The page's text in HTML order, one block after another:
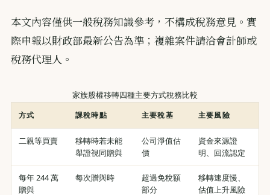
本文內容僅供一般稅務知識參考，不構成稅務意見。實
際申報以財政部最新公告為準；複雜案件請洽會計師或
稅務代理人。
家族股權移轉四種主要方式稅務比較
方式 課稅時點 主要稅基 主要風險
二親等買賣
移轉時若未能
舉證視同贈與
公司淨值估
價
資金來源證
明、回流認定
每年 244 萬
贈與
每次贈與時
超過免稅額
部分
移轉速度慢、
估值上升風險